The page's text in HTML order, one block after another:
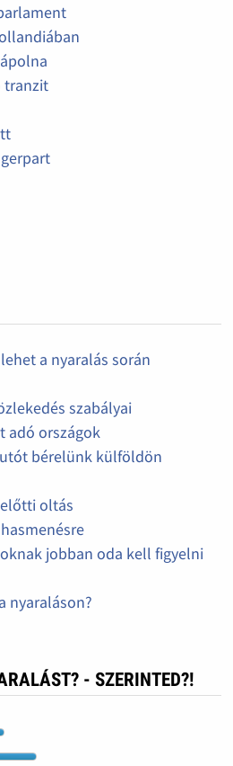
tranzit
a nyaralás során
szabályai
adó országok
bérelünk külföldön
oltás
jobban oda kell figyelni
nyaraláson?
- SZERINTED?!